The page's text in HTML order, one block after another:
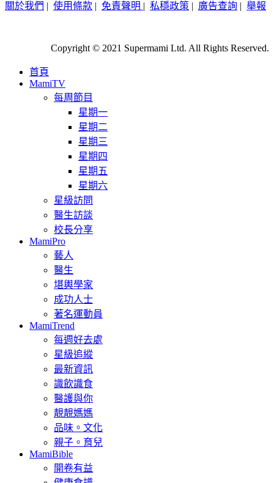
關於我們 | 使用條款 | 免責聲明 | 私穩政策 | 廣告查詢 | 舉報
Copyright © 2021 Supermami Ltd. All Rights Reserved.
首頁
MamiTV
每周節目
星期一
星期二
星期三
星期四
星期五
星期六
星級訪問
醫生訪談
校長分享
MamiPro
藝人
醫生
堪輿學家
成功人士
著名運動員
MamiTrend
每週好去處
星級追縱
最新資訊
識飲識食
醫護與你
靚靚媽媽
品味。文化
親子。育兒
MamiBible
開卷有益